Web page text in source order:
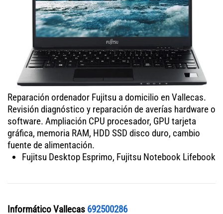
Reparación ordenador Fujitsu a domicilio en Vallecas.
Revisión diagnóstico y reparación de averías hardware o
software. Ampliación CPU procesador, GPU tarjeta
gráfica, memoria RAM, HDD SSD disco duro, cambio
fuente de alimentación.
Fujitsu Desktop Esprimo, Fujitsu Notebook Lifebook
Informático Vallecas 692500286